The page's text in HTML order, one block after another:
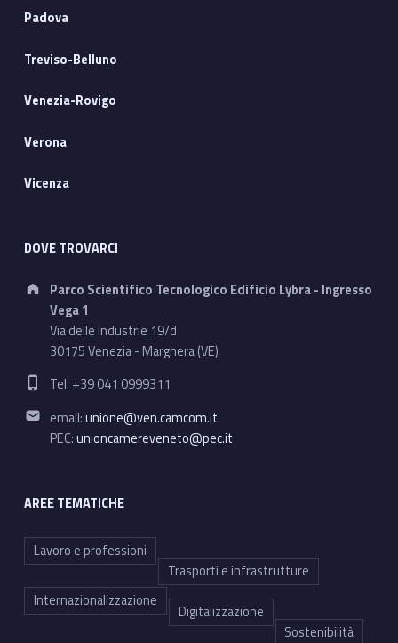
Padova
Treviso-Belluno
Venezia-Rovigo
Verona
Vicenza
DOVE TROVARCI
Address:
Parco Scientifico Tecnologico Edificio Lybra - Ingresso
Vega 1
Via delle Industrie 19/d
30175 Venezia - Marghera (VE)
Phone number:
Tel. +39 041 0999311
Email address:
email:unione@ven.camcom.it
PEC:unioncamereveneto@pec.it
AREE TEMATICHE
Lavoro e professioni
Trasporti e infrastrutture
Internazionalizzazione
Digitalizzazione
Sostenibilità